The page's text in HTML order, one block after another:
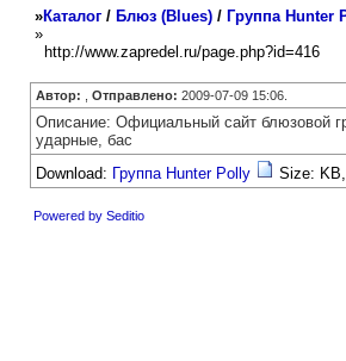
»Каталог/ Блюз (Blues)/ Группа Hunter
»
http://www.zapredel.ru/page.php?id=416
Автор: Отправлено: 2009-07-09 15:06.
Описание: Официальный сайт блюзовой
ударные, бас
Download: Группа Hunter Polly Size:
Powered by Seditio